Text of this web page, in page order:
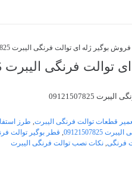
بوگیر ژله ای توالت فرنگی الیبرت 09121507825
فرنگی الیبرت 09121507825
09121507825
قطعات توالت فرنگی الیبرت, طرز
, قطر بوگیر توالت
فرنگی, نکات نصب توالت فرنگی الیبرت